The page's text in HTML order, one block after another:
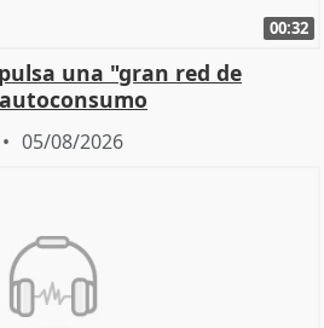
00:32
una "gran red de
05/08/2026